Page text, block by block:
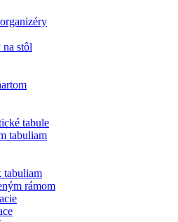
stôl
tabule
tabuliam
tabuliam
rámom